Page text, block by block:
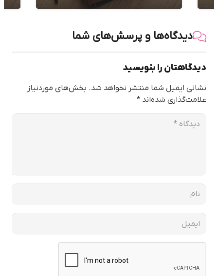
دیدگاه‌ها و پرسش‌های شما
دیدگاهتان را بنویسید
نشانی ایمیل شما منتشر نخواهد شد. بخش‌های موردنیاز
علامت‌گذاری شده‌اند *